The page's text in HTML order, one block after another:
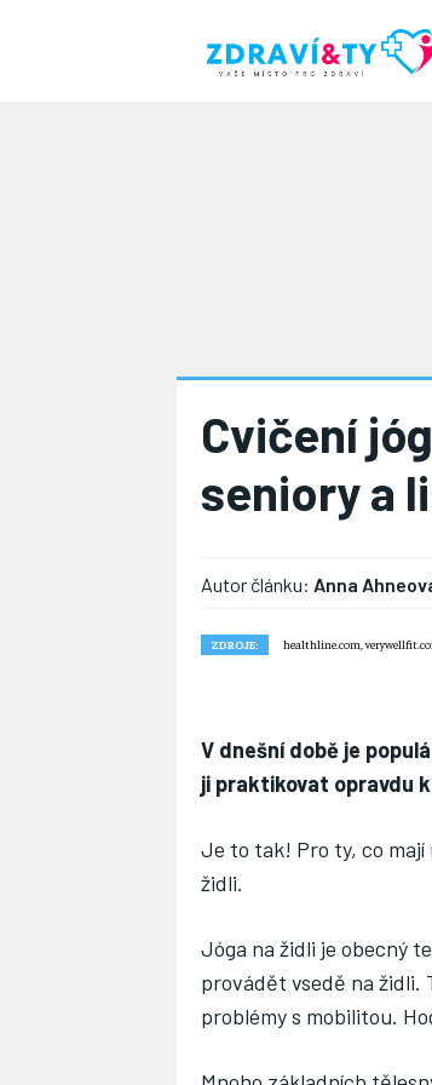
Cvičení
seniory a
Autor článku: Anna
ZDROJE: healthline.com,
V dnešní době je
ji praktikovat opravdu
Je to tak! Pro ty, co mají
židli.
Jóga na židli je obecný
provádět vsedě na židli.
problémy s mobilitou.